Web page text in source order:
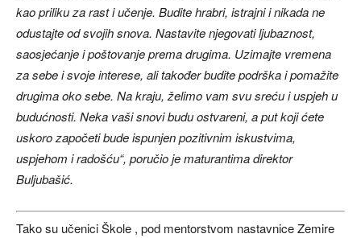
kao priliku za rast i učenje. Budite hrabri, istrajni i nikada ne
odustajte od svojih snova. Nastavite njegovati ljubaznost,
saosjećanje i poštovanje prema drugima. Uzimajte vremena
za sebe i svoje interese, ali također budite podrška i pomažite
drugima oko sebe. Na kraju, želimo vam svu sreću i uspjeh u
budućnosti. Neka vaši snovi budu ostvareni, a put koji ćete
uskoro započeti bude ispunjen pozitivnim iskustvima,
uspjehom i radošću“, poručio je maturantima direktor
Buljubašić.
Tako su učenici Škole , pod mentorstvom nastavnice Zemire